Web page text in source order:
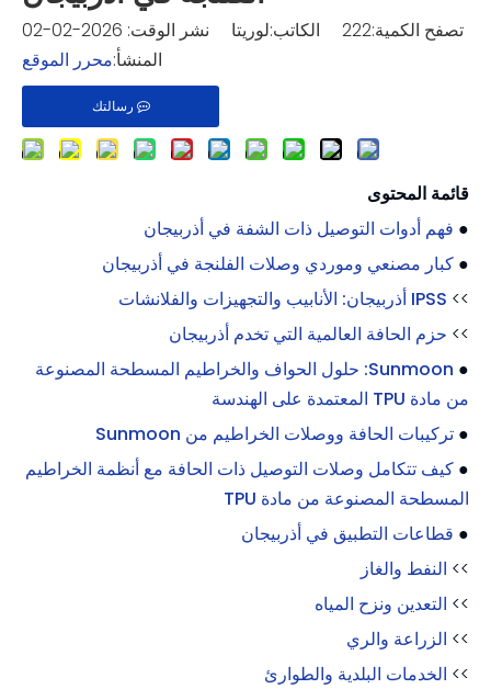
تصفح الكمية:222
الكاتب:لوريتا نشر الوقت: 2026-02-02
المنشأ:محرر الموقع
رسالتك
قائمة المحتوى
● فهم أدوات التوصيل ذات الشفة في أذربيجان
● كبار مصنعي وموردي وصلات الفلنجة في أذربيجان
>> IPSS أذربيجان: الأنابيب والتجهيزات والفلانشات
>> حزم الحافة العالمية التي تخدم أذربيجان
●
Sunmoon: حلول الحواف والخراطيم المسطحة المصنوعة
من مادة TPU المعتمدة على الهندسة
● تركيبات الحافة ووصلات الخراطيم من Sunmoon
● كيف تتكامل وصلات التوصيل ذات الحافة مع أنظمة الخراطيم
المسطحة المصنوعة من مادة TPU
● قطاعات التطبيق في أذربيجان
>> النفط والغاز
>> التعدين ونزح المياه
>> الزراعة والري
>> الخدمات البلدية والطوارئ